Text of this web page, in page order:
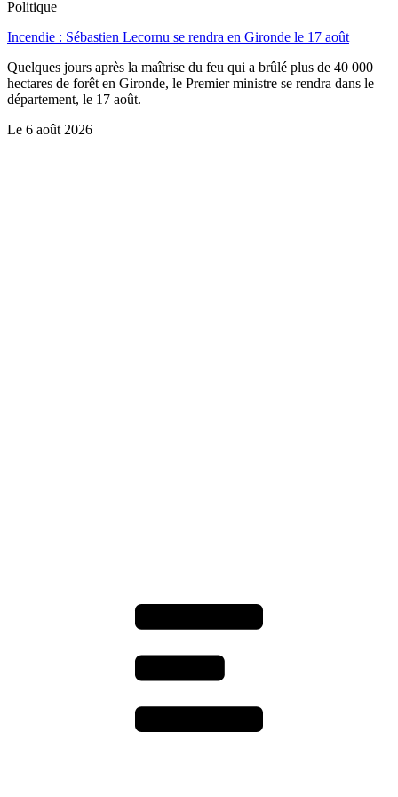
Politique
Incendie : Sébastien Lecornu se rendra en Gironde le 17 août
Quelques jours après la maîtrise du feu qui a brûlé plus de 40 000
hectares de forêt en Gironde, le Premier ministre se rendra dans le
département, le 17 août.
Le 6 août 2026